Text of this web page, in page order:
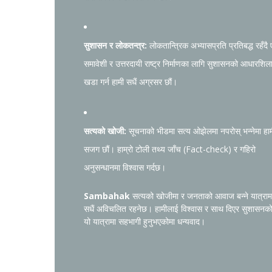
सुशासन र लोकतन्त्र: लोकतान्त्रिक अभ्यासप्रति प्रतिबद्ध रहँदै
समावेशी र उत्तरदायी राष्ट्र निर्माणका लागि सुशासनको आधारशिला
खडा गर्न हामी सधैं अग्रसर छौं।
सत्यको खोजी: सूचनाको भीडमा सत्य ओझेलमा नपरोस् भन्नेमा
सजग छौं। हाम्रो टोली तथ्य जाँच (Fact-check) र गहिरो
अनुसन्धानमा विश्वास गर्दछ।
Sambahak सत्यको खोजीमा र जनताको आवाज बन्ने
सधैं अविचलित रहनेछ। हामीलाई विश्वास र साथ दिएर सुशासनको
यो यात्रामा सहभागी हुनुभएकोमा धन्यवाद।